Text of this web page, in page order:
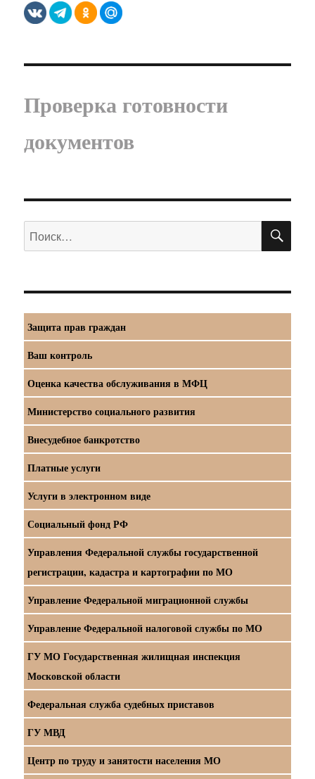
Проверка готовности
документов
Искать:
Защита прав граждан
Ваш контроль
Оценка качества обслуживания в МФЦ
Министерство социального развития
Внесудебное банкротство
Платные услуги
Услуги в электронном виде
Социальный фонд РФ
Управления Федеральной службы государственной
регистрации, кадастра и картографии по МО
Управление Федеральной миграционной службы
Управление Федеральной налоговой службы по МО
ГУ МО Государственная жилищная инспекция
Московской области
Федеральная служба судебных приставов
ГУ МВД
Центр по труду и занятости населения МО